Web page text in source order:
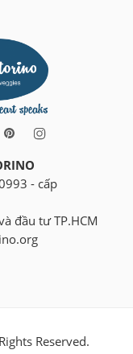
- cấp
đầu tư TP.HCM
Reserved.